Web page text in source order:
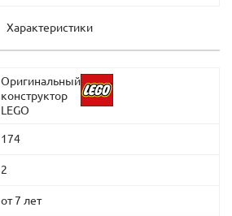
Характеристики
Оригинальный
конструктор
LEGO
174
2
от 7 лет